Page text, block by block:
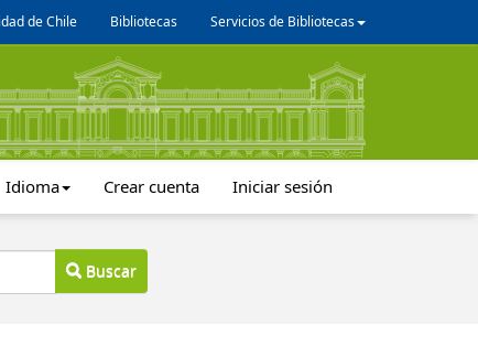
de Chile Bibliotecas Servicios de Bibliotecas
Idioma Crear cuenta Iniciar sesión
Buscar